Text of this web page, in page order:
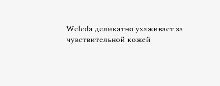
Weleda деликатно ухаживает за
чувствительной кожей